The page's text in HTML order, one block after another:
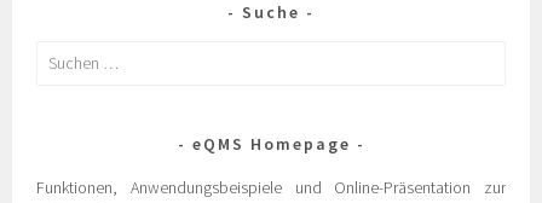
Suche
eQMS Homepage
Funktionen, Anwendungsbeispiele und Online-Präsentation zur